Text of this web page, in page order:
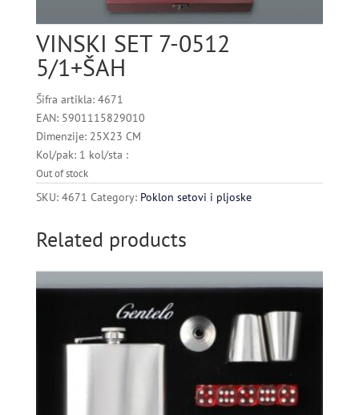
VINSKI SET 7-0512
5/1+ŠAH
Šifra artikla: 4671
EAN: 5901115829010
Dimenzije: 25X23 CM
Kol/pak: 1 kol/sta :
Out of stock
SKU: 4671 Category: Poklon setovi i pljoske
Related products